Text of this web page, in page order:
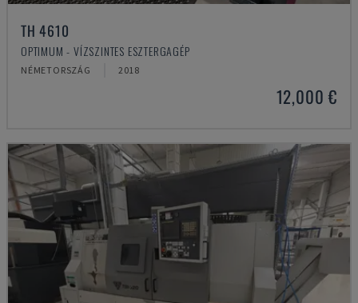
TH 4610
OPTIMUM - VÍZSZINTES ESZTERGAGÉP
NÉMETORSZÁG 2018
12,000 €